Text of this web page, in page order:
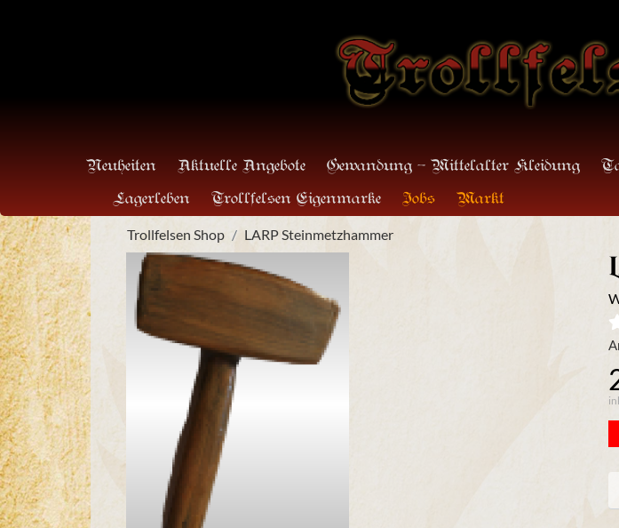
Neuheiten Aktuelle Angebote Gewandung - Mittelalter Kleidung
Lagerleben
Trollfelsen Eigenmarke Jobs Markt
Trollfelsen Shop LARP Steinmetzhammer